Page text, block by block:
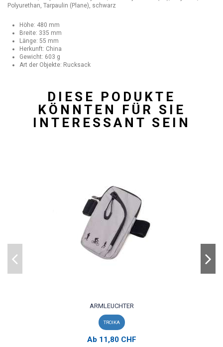
Polyurethan, Tarpaulin (Plane), schwarz
Höhe: 480 mm
Breite: 335 mm
Länge: 55 mm
Herkunft: China
Gewicht: 603 g
Art der Objekte: Rucksack
DIESE PODUKTE
KÖNNTEN FÜR SIE
INTERESSANT SEIN
ARMLEUCHTER
TROIKA
Ab11,80 CHF